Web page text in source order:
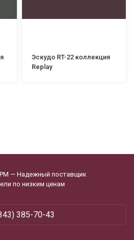
Эскудо RT-22 коллекция
Replay
РМ — Надежный поставщик
по низким ценам
385-70-43